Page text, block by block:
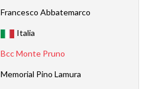
Francesco Abbatemarco
Italia
Bcc Monte Pruno
Memorial Pino Lamura